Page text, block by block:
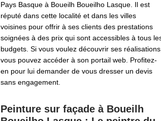
Pays Basque à Boueilh Boueilho Lasque. Il est
réputé dans cette localité et dans les villes
voisines pour offrir à ses clients des prestations
soignées à des prix qui sont accessibles à tous
budgets. Si vous voulez découvrir ses réalisations,
vous pouvez accéder à son portail web. Profitez-
en pour lui demander de vous dresser un devis
sans engagement.
Peinture sur façade à Boueilh